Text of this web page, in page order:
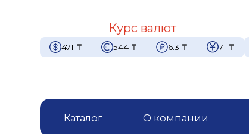
Курс валют
471 ₸ 544 ₸ 6.3 ₸ 71 ₸
Каталог О компании